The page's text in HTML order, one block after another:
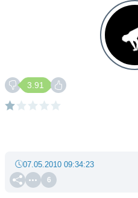
3.91
6
07.05.2010 09:34:23